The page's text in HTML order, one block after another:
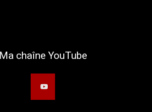
Ma chaîne YouTube